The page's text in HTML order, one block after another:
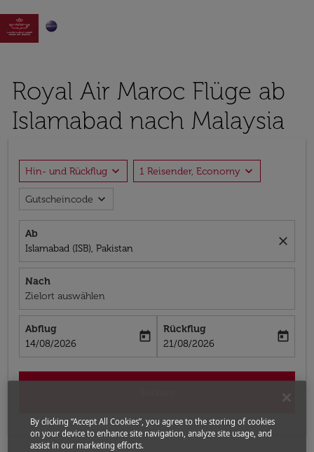

Royal Air Maroc Flüge ab
Islamabad nach Malaysia
Hin- und Rückflug expand_more 1 Reisender, Economy expand_more
Gutscheincode expand_more
Ab
Islamabad (ISB), Pakistan
close
Nach
Zielort auswählen
Abflug
fc-booking-departure-date-aria-label
14/08/2026
today
Rückflug
fc-booking-return-date-aria-label
21/08/2026
today
By clicking “Accept All Cookies”, you agree to the storing of cookies
on your device to enhance site navigation, analyze site usage, and
assist in our marketing efforts.